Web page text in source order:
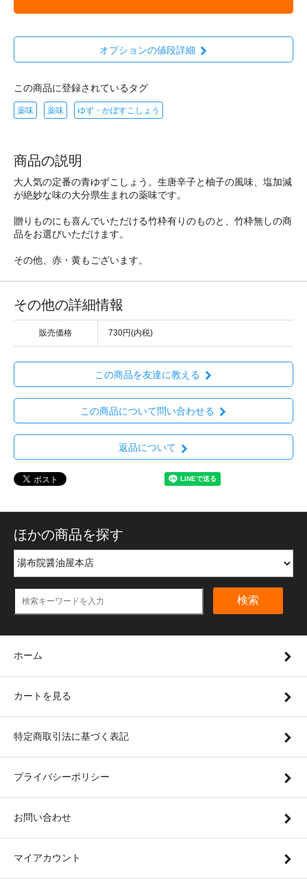
オプションの値段詳細
この商品に登録されているタグ
薬味 薬味 ゆず・かぼすこしょう
商品の説明
大人気の定番の青ゆずこしょう。生唐辛子と柚子の風味、塩加減
が絶妙な味の大分県生まれの薬味です。
贈りものにも喜んでいただける竹枠有りのものと、竹枠無しの商
品をお選びいただけます。
その他、赤・黄もございます。
その他の詳細情報
販売価格 730円(内税)
この商品を友達に教える
この商品について問い合わせる
返品について
ほかの商品を探す
検索
ホーム
カートを見る
特定商取引法に基づく表記
プライバシーポリシー
お問い合わせ
マイアカウント